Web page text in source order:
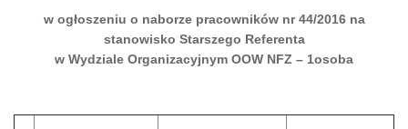
w ogłoszeniu o naborze pracowników nr 44/2016 na
stanowisko Starszego Referenta
w Wydziale Organizacyjnym OOW NFZ – 1osoba